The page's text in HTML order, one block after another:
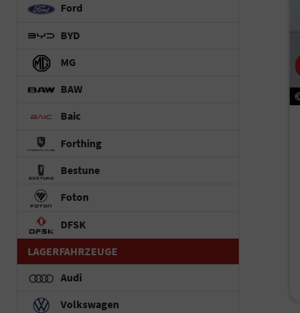
Ford
BYD
MG
BAW
Baic
Forthing
Bestune
Foton
DFSK
LAGERFAHRZEUGE
Audi
Volkswagen